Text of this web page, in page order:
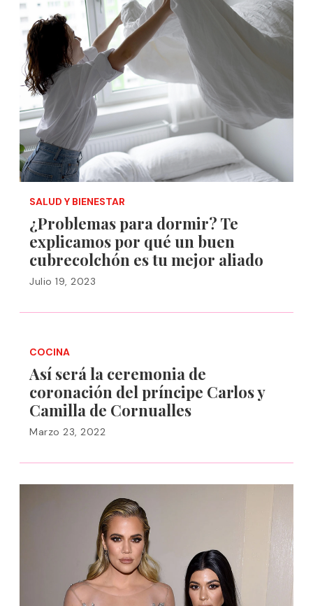
SALUD Y BIENESTAR
¿Problemas para dormir? Te
explicamos por qué un buen
cubrecolchón es tu mejor aliado
Julio 19, 2023
COCINA
Así será la ceremonia de
coronación del príncipe Carlos y
Camilla de Cornualles
Marzo 23, 2022